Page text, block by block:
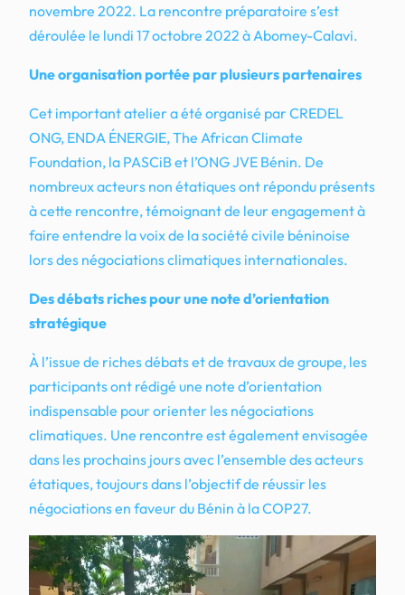
novembre 2022. La rencontre préparatoire s’est
déroulée le lundi 17 octobre 2022 à Abomey-Calavi.
Une organisation portée par plusieurs partenaires
Cet important atelier a été organisé par CREDEL
ONG, ENDA ÉNERGIE, The African Climate
Foundation, la PASCiB et l’ONG JVE Bénin. De
nombreux acteurs non étatiques ont répondu présents
à cette rencontre, témoignant de leur engagement à
faire entendre la voix de la société civile béninoise
lors des négociations climatiques internationales.
Des débats riches pour une note d’orientation
stratégique
À l’issue de riches débats et de travaux de groupe, les
participants ont rédigé une note d’orientation
indispensable pour orienter les négociations
climatiques. Une rencontre est également envisagée
dans les prochains jours avec l’ensemble des acteurs
étatiques, toujours dans l’objectif de réussir les
négociations en faveur du Bénin à la COP27.